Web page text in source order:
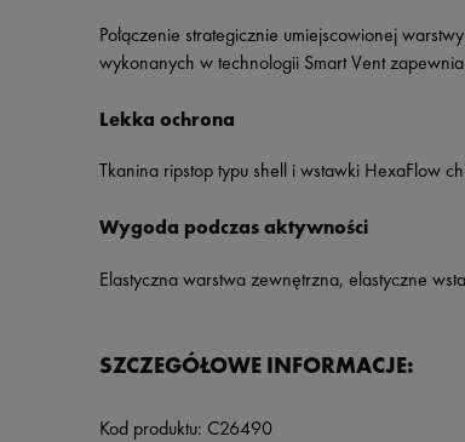
Połączenie strategicznie umiejscowionej
wykonanych w technologii Smart Vent
Lekka ochrona
Tkanina ripstop typu shell i wstawki HexaFlow
Wygoda podczas aktywności
Elastyczna warstwa zewnętrzna, elastyczne
SZCZEGÓŁOWE INFORMACJE:
Kod produktu: C26490